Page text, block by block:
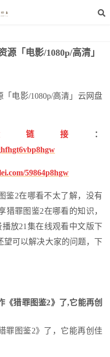
源「电影/1080p/高清」
「电影/1080p/高清」云网盘
链接
：
59864p8hgw
鉴2在哪看不太了解，没有
猎罪图鉴2在哪看的知识，
放21集在线观看中文版下
望可以解决大家的问题，下
《猎罪图鉴2》了,它能再创
罪图鉴2》了，它能再创佳